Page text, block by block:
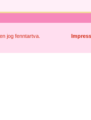
jog fenntartva.